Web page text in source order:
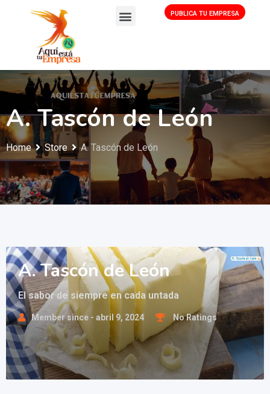
PUBLICA TU EMPRESA
A. Tascón de León
Home Store A. Tascón de León
A. Tascón de León
El sabor de siempre en cada untada
Member since - abril 9, 2024 No Ratings